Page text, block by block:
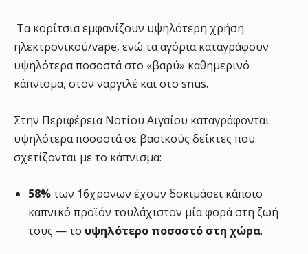
Τα κορίτσια εμφανίζουν υψηλότερη χρήση
ηλεκτρονικού/vape, ενώ τα αγόρια καταγράφουν
υψηλότερα ποσοστά στο «βαρύ» καθημερινό
κάπνισμα, στον ναργιλέ και στο snus.
Στην Περιφέρεια Νοτίου Αιγαίου καταγράφονται
υψηλότερα ποσοστά σε βασικούς δείκτες που
σχετίζονται με το κάπνισμα:
58%των 16χρονων έχουν δοκιμάσει κάποιο
καπνικό προϊόν τουλάχιστον μία φορά στη ζωή
τους — το υψηλότερο ποσοστό στη χώρα.